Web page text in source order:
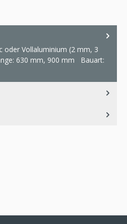
Vollaluminium (2 mm, 3
630 mm, 900 mm Bauart: